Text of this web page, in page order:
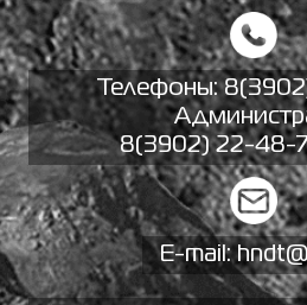
Телефоны:
8(3902) 22-48-
E-mail: